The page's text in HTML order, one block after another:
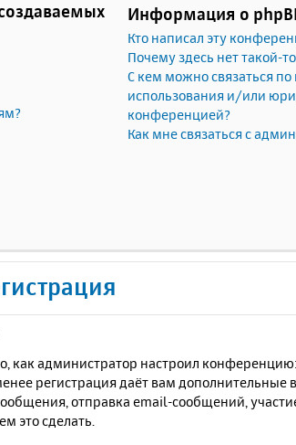
Информация о
Кто написал эту
Почему здесь нет такой-
С кем можно связаться
использования и/или
конференцией?
Как мне связаться с
как администратор настроил
регистрация даёт вам дополнительные
отправка email-сообщений,
это сделать.